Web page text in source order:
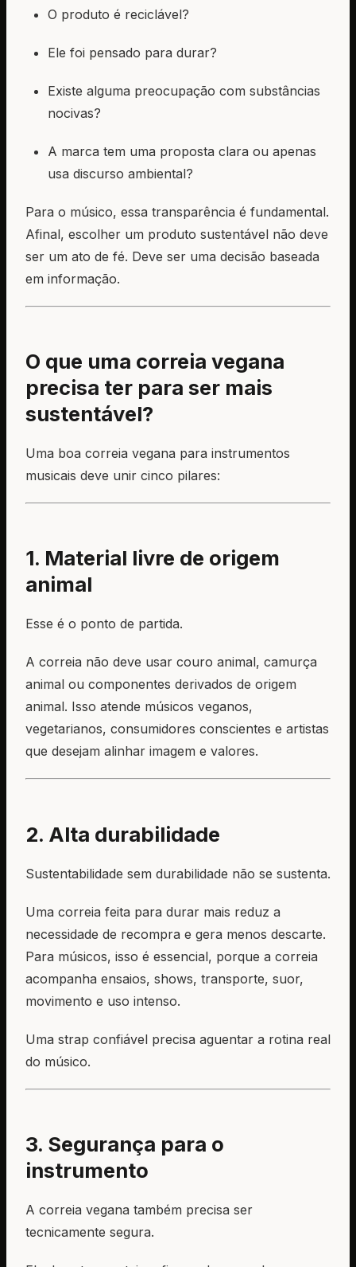
O produto é reciclável?
Ele foi pensado para durar?
Existe alguma preocupação com substâncias
nocivas?
A marca tem uma proposta clara ou apenas
usa discurso ambiental?
Para o músico, essa transparência é fundamental.
Afinal, escolher um produto sustentável não deve
ser um ato de fé. Deve ser uma decisão baseada
em informação.
O que uma correia vegana
precisa ter para ser mais
sustentável?
Uma boa correia vegana para instrumentos
musicais deve unir cinco pilares:
1. Material livre de origem
animal
Esse é o ponto de partida.
A correia não deve usar couro animal, camurça
animal ou componentes derivados de origem
animal. Isso atende músicos veganos,
vegetarianos, consumidores conscientes e artistas
que desejam alinhar imagem e valores.
2. Alta durabilidade
Sustentabilidade sem durabilidade não se sustenta.
Uma correia feita para durar mais reduz a
necessidade de recompra e gera menos descarte.
Para músicos, isso é essencial, porque a correia
acompanha ensaios, shows, transporte, suor,
movimento e uso intenso.
Uma strap confiável precisa aguentar a rotina real
do músico.
3. Segurança para o
instrumento
A correia vegana também precisa ser
tecnicamente segura.